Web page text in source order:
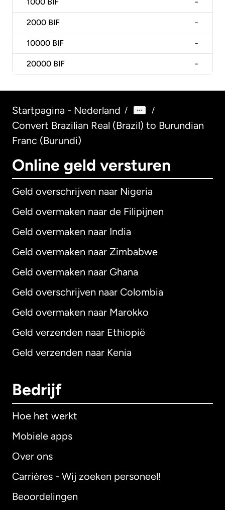
1000 BIF -
2000 BIF -
10000 BIF -
20000 BIF -
Startpagina - Nederland / /
Convert Brazilian Real (Brazil) to Burundian
Franc (Burundi)
Online geld versturen
Geld overschrijven naar Nigeria
Geld overmaken naar de Filipijnen
Geld overmaken naar India
Geld overmaken naar Zimbabwe
Geld overmaken naar Ghana
Geld overschrijven naar Colombia
Geld overmaken naar Marokko
Geld verzenden naar Ethiopië
Geld verzenden naar Kenia
Bedrijf
Hoe het werkt
Mobiele apps
Over ons
Carrières - Wij zoeken personeel!
Beoordelingen